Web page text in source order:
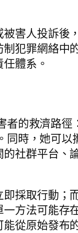
害人投訴後
犯罪網絡中
體系。
的救濟路徑
時，她可以
社群平台、
採取行動；
方法可能存
從原始發布